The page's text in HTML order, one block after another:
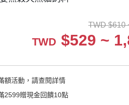
腎貓飼料專區
法米納品牌專區
HALO嘿囉品牌專
奧藍多品牌專區
倍力品牌專區
TWD $610
TWD $529 ~
額活動，請查閱詳情
2599贈現金回饋10點